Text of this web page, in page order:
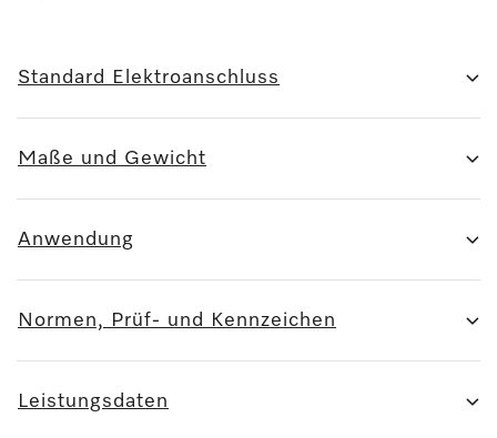
Standard Elektroanschluss
Maße und Gewicht
Anwendung
Normen, Prüf- und Kennzeichen
Leistungsdaten